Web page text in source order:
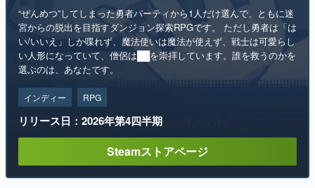
“ぜんめつ”してしまった勇者パーティから1人だけ選んで、ともに迷
宮からの脱出を目指すダンジョン探索RPGです。 ただし勇者は「は
い/いいえ」しか喋れず、魔法使いは魔法が使えず、戦士は可愛らし
い人形になっていて、僧侶は██を崇拝しています。誰を救うのかを
選ぶのは、あなたです。
インディー RPG
リリース日：2026年第4四半期
Steamストアページ